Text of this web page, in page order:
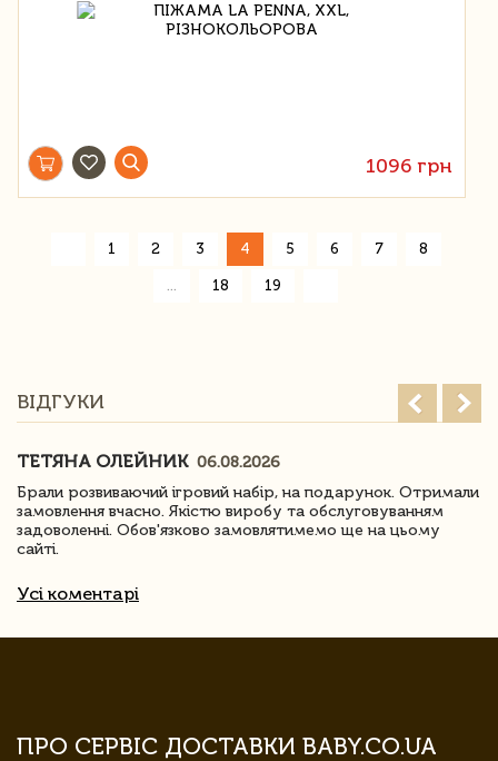
1096 грн
1 2 3 4 5 6 7 8
18 19
ВІДГУКИ
ТЕТЯНА ОЛЕЙНИК 06.08.2026
Брали розвиваючий ігровий набір, на подарунок. Отримали
замовлення вчасно. Якістю виробу та обслуговуванням
задоволенні. Обов'язково замовлятимемо ще на цьому
сайті.
Усі коментарі
ПРО СЕРВІС ДОСТАВКИ BABY.CO.UA